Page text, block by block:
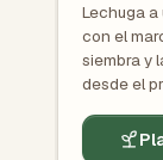
Lechuga
con el
siembra y
desde el